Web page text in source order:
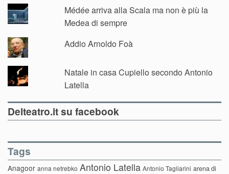
Médée arriva alla Scala ma non è più la
Medea di sempre
Addio Arnoldo Foà
Natale in casa Cupiello secondo Antonio
Latella
Delteatro.it su facebook
Tags
Anagoor anna netrebko Antonio Latella Antonio Tagliarini arena di